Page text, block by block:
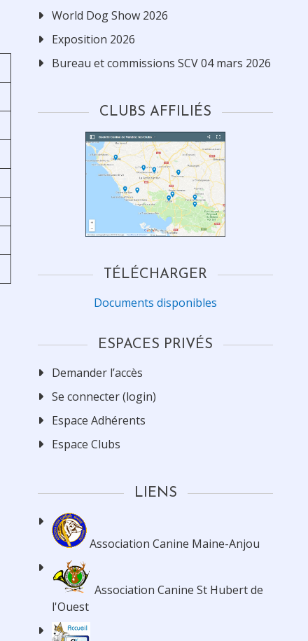
World Dog Show 2026
Exposition 2026
Bureau et commissions SCV 04 mars 2026
CLUBS AFFILIÉS
TÉLÉCHARGER
Documents disponibles
ESPACES PRIVÉS
Demander l’accès
Se connecter (login)
Espace Adhérents
Espace Clubs
LIENS
Association Canine Maine-Anjou
Association Canine St Hubert de
l'Ouest